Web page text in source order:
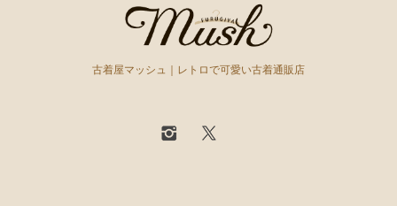
古着屋マッシュ｜レトロで可愛い古着通販店